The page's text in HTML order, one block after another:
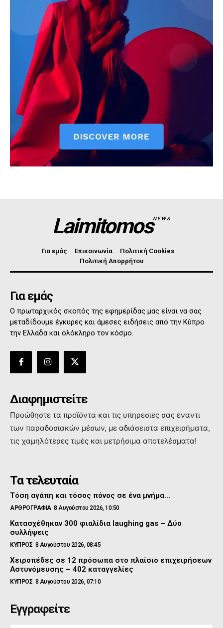
LaimitomosNEWS
Για εμάς Επικοινωνία
Πολιτική Cookies
Πολιτική Απορρήτου
Για εμάς
Ο πρωταρχικός σκοπός της εφημερίδας μας είναι να σας
μεταδίδουμε έγκυρες και άμεσες ειδήσεις από την Κύπρο
την Ελλάδα και όλόκληρο τον κόσμο.
Διαφημιστείτε
Προώθηστε τα προϊόντα και τις υπηρεσιες σας έναντι
των παραδοσιακών μέσων, με αδιάσειστα επιχειρήματα,
τις χαμηλότερες τιμές και μετρήσιμα αποτελέσματα!
Τα τελευταία
Τόση αγάπη και τόσος πόνος σε ένα μνήμα…
ΑΡΘΡΟΓΡΑΦΙΑ 8 Αυγούστου 2026, 10:50
Κατασχέθηκαν 300 φιαλίδια laughing gas – Δύο
συλλήψεις
ΚΥΠΡΟΣ 8 Αυγούστου 2026, 08:45
Χειροπέδες σε 12 πρόσωπα στο πλαίσιο επιχειρήσεων
Αστυνόμευσης – 402 καταγγελίες
ΚΥΠΡΟΣ 8 Αυγούστου 2026, 07:10
Εγγραφείτε